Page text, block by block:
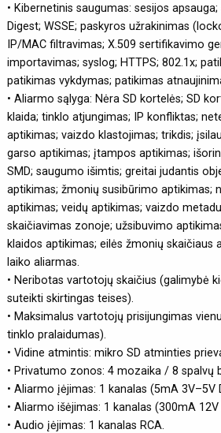
• Kibernetinis saugumas: sesijos
Digest; WSSE; paskyros užrakinimas
IP/MAC filtravimas; X.509 sertifikavimo
importavimas; syslog; HTTPS; 802.1x;
patikimas vykdymas; patikimas
• Aliarmo sąlyga: Nėra SD kortelės; SD
klaida; tinklo atjungimas; IP konfliktas;
aptikimas; vaizdo klastojimas; trikdis;
garso aptikimas; įtampos aptikimas;
SMD; saugumo išimtis; greitai judantis
aptikimas; žmonių susibūrimo aptikimas;
aptikimas; veidų aptikimas; vaizdo
skaičiavimas zonoje; užsibuvimo
klaidos aptikimas; eilės žmonių skaičiaus
laiko aliarmas.
• Neribotas vartotojų skaičius (galimybė
suteikti skirtingas teises).
• Maksimalus vartotojų prisijungimas
tinklo pralaidumas).
• Vidine atmintis: mikro SD atminties
• Privatumo zonos: 4 mozaika / 8 spalvų
• Aliarmo įėjimas: 1 kanalas (5mA 3V–5V
• Aliarmo išėjimas: 1 kanalas (300mA 12V
• Audio įėjimas: 1 kanalas RCA.